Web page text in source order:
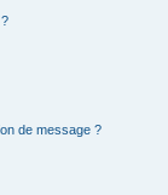
de message ?